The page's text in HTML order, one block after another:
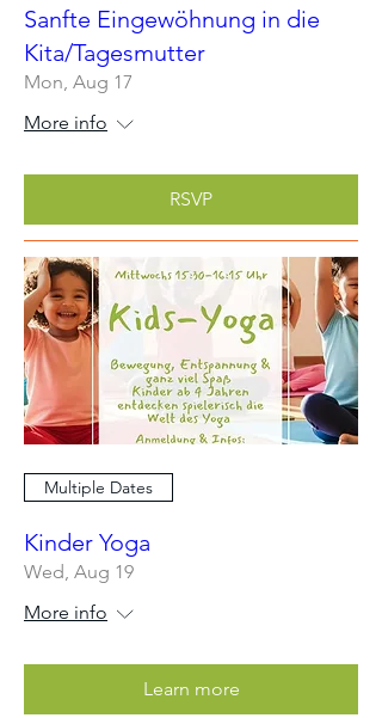
Sanfte Eingewöhnung in die
Kita/Tagesmutter
Mon, Aug 17
More info
RSVP
Multiple Dates
Kinder Yoga
Wed, Aug 19
More info
Learn more